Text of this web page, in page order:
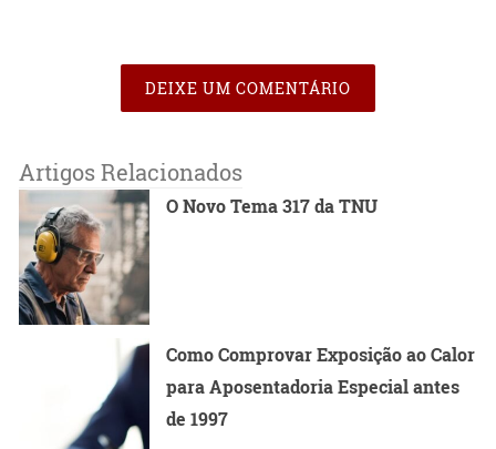
DEIXE UM COMENTÁRIO
Artigos Relacionados
O Novo Tema 317 da TNU
Como Comprovar Exposição ao Calor
para Aposentadoria Especial antes
de 1997